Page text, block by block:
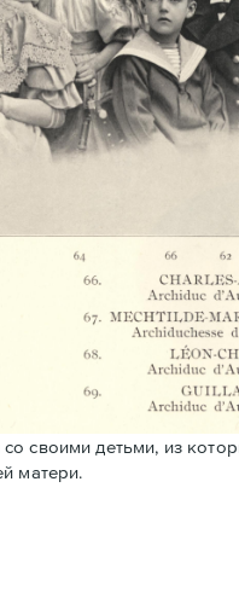
своими детьми, из
матери.